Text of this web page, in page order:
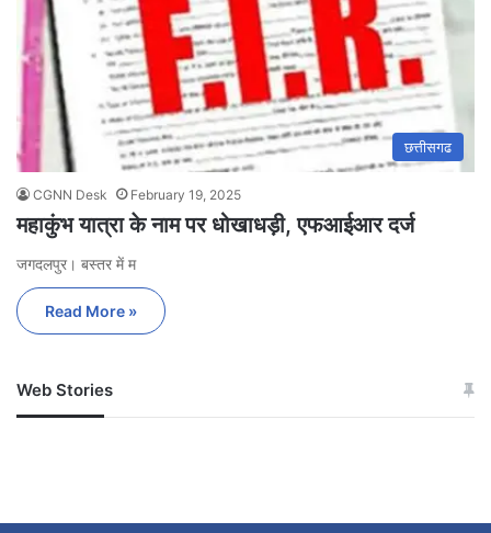
छत्तीसगढ
CGNN Desk February 19, 2025
महाकुंभ यात्रा के नाम पर धोखाधड़ी, एफआईआर दर्ज
जगदलपुर। बस्तर में म
Read More »
Web Stories
जम्मू-कश्मीर में बारिश से
अपडेट
खाई में धक्का… आरोपियों ने